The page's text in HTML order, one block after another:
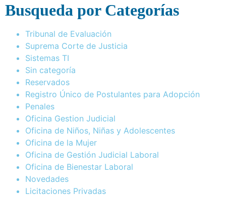
Busqueda por Categorías
Tribunal de Evaluación
Suprema Corte de Justicia
Sistemas TI
Sin categoría
Reservados
Registro Único de Postulantes para Adopción
Penales
Oficina Gestion Judicial
Oficina de Niños, Niñas y Adolescentes
Oficina de la Mujer
Oficina de Gestión Judicial Laboral
Oficina de Bienestar Laboral
Novedades
Licitaciones Privadas